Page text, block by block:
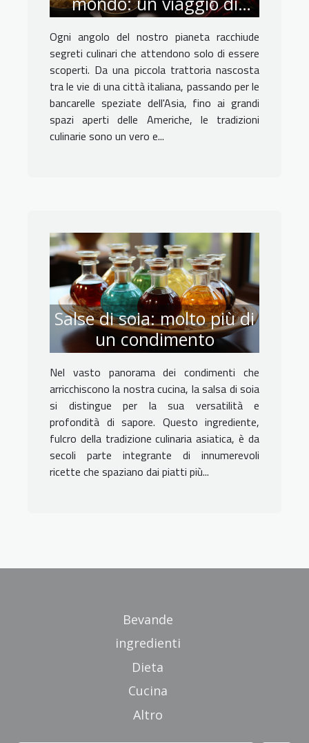
sapori
Ogni angolo del nostro pianeta racchiude
segreti culinari che attendono solo di essere
scoperti. Da una piccola trattoria nascosta
tra le vie di una città italiana, passando per le
bancarelle speziate dell'Asia, fino ai grandi
spazi aperti delle Americhe, le tradizioni
culinarie sono un vero e...
Salse di soia: molto più di
un condimento
Nel vasto panorama dei condimenti che
arricchiscono la nostra cucina, la salsa di soia
si distingue per la sua versatilità e
profondità di sapore. Questo ingrediente,
fulcro della tradizione culinaria asiatica, è da
secoli parte integrante di innumerevoli
ricette che spaziano dai piatti più...
Bevande
ingredienti
Dieta
Cucina
Altro